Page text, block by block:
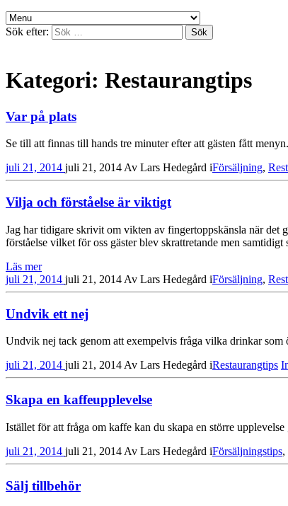
Sök efter:
Kategori: Restaurangtips
Var på plats
Se till att finnas till hands tre minuter efter att gästen fått
juli 21, 2014 juli 21, 2014Av Lars Hedegård iFörsäljning,
Vilja och förståelse är viktigt
Jag har tidigare skrivit om vikten av fingertoppskänsla när det
förståelse vilket för oss gäster blev skrattretande men
Läs mer
juli 21, 2014 juli 21, 2014 Av Lars Hedegård iFörsäljning,
Undvik ett nej
Undvik nej tack genom att exempelvis fråga vilka drinkar som
juli 21, 2014 juli 21, 2014 Av Lars Hedegård iRestaurangtips
Skapa en kaffeupplevelse
Istället för att fråga om kaffe kan du skapa en större
juli 21, 2014 juli 21, 2014 Av Lars Hedegård iFörsäljningstips,
Sälj tillbehör